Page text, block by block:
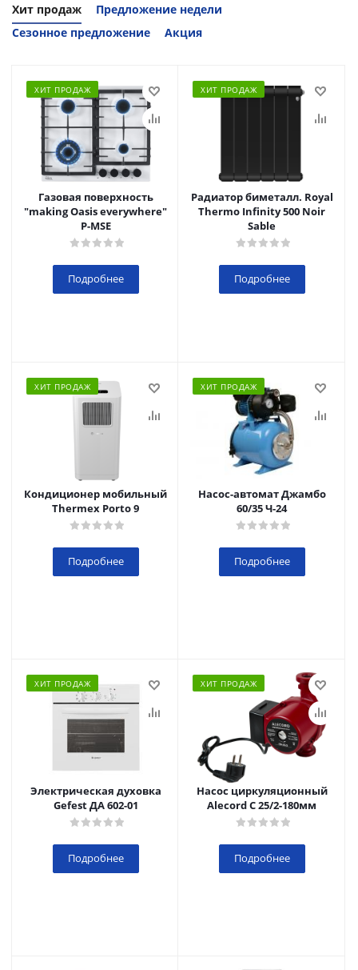
Хит продаж
Предложение недели
Сезонное предложение
Акция
ХИТ ПРОДАЖ
Газовая поверхность
"making Oasis everywhere"
P-MSE
Подробнее
ХИТ ПРОДАЖ
Радиатор биметалл. Royal
Thermo Infinity 500 Noir
Sable
Подробнее
ХИТ ПРОДАЖ
Кондиционер мобильный
Thermex Porto 9
Подробнее
ХИТ ПРОДАЖ
Насос-автомат Джамбо
60/35 Ч-24
Подробнее
ХИТ ПРОДАЖ
Электрическая духовка
Gefest ДА 602-01
Подробнее
ХИТ ПРОДАЖ
Насос циркуляционный
Alecord C 25/2-180мм
Подробнее